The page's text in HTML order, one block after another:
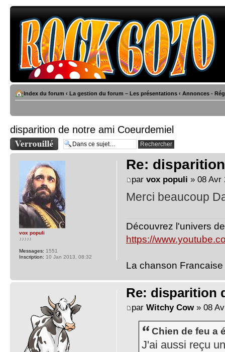
Index du forum ‹ La gestion du forum – Les présentations ‹ Annonces -
disparition de notre ami Coeurdemiel
Sujet verrouillé
Re:
par vox populi » 08 Avr
Merci beaucoup
Découvrez l'univers
https://
La chanson
vox populi
♪♪♪♪♪
Messages: 1551
Inscription: 10 Jan 2013, 08:32
Re: disparition
par Witchy Cow» 08
Chien de feu a
J'ai aussi reçu